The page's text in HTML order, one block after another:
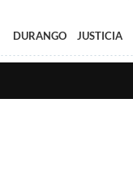
DURANGO JUSTICIA